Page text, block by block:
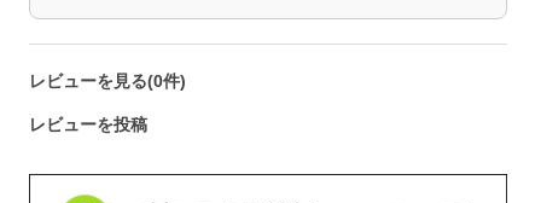
レビューを見る(0件)
レビューを投稿